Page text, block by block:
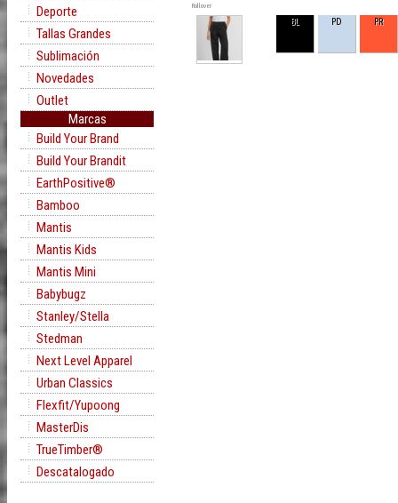
Deporte
Tallas Grandes
Sublimación
Novedades
Outlet
Marcas
Build Your Brand
Build Your Brandit
EarthPositive®
Bamboo
Mantis
Mantis Kids
Mantis Mini
Babybugz
Stanley/Stella
Stedman
Next Level Apparel
Urban Classics
Flexfit/Yupoong
MasterDis
TrueTimber®
Descatalogado
Rollover
BL PD PR